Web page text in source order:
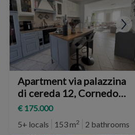
Apartment via palazzina
di cereda 12, Cornedo
Vicentino
€ 175.000
5+ locals
153 m2 2 bathrooms